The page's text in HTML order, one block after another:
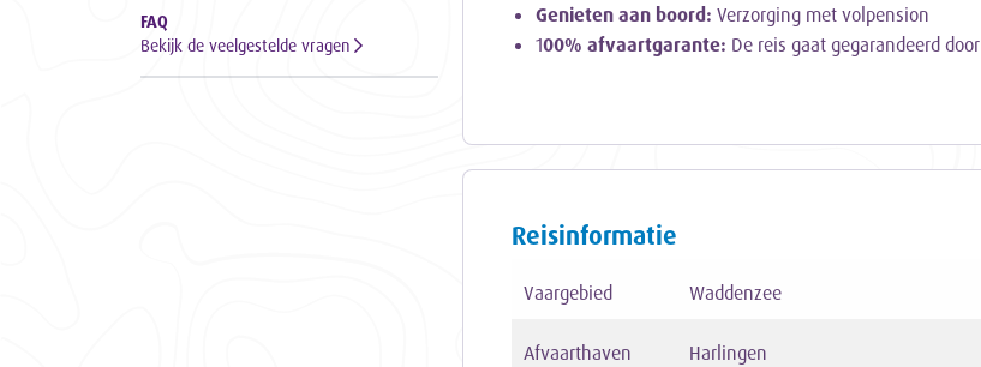
FAQ
Bekijk de veelgestelde vragen
Genieten aan boord: Verzorging met volpension
100% afvaartgarante: De reis gaat gegarandeerd door
Reisinformatie
Vaargebied Waddenzee
Afvaarthaven Harlingen